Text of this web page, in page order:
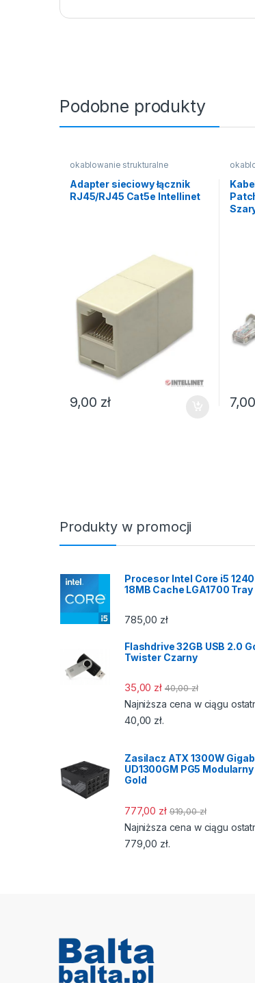
Podobne produkty
okablowanie strukturalne
Adapter sieciowy łącznik
RJ45/RJ45 Cat5e Intellinet
9,00 zł 7,00
Produkty w promocji
Procesor Intel Core i5
18MB Cache LGA1700 Tray
785,00 zł
Flashdrive 32GB USB 2.0
Twister Czarny
35,00 zł 40,00zł
Najniższa cena w ciągu
40,00 zł.
Zasilacz ATX 1300W
UD1300GM PG5
Gold
777,00 zł 919,00zł
Najniższa cena w ciągu
779,00 zł.